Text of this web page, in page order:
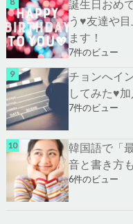
誕生日おめ
う♥友達や
ます！
7件のビュー
チョンへイ
してみた♥
7件のビュー
韓国語で「
音と書き方
6件のビュー